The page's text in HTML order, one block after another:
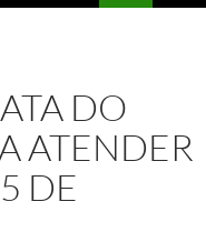
DO
ATENDER
DE